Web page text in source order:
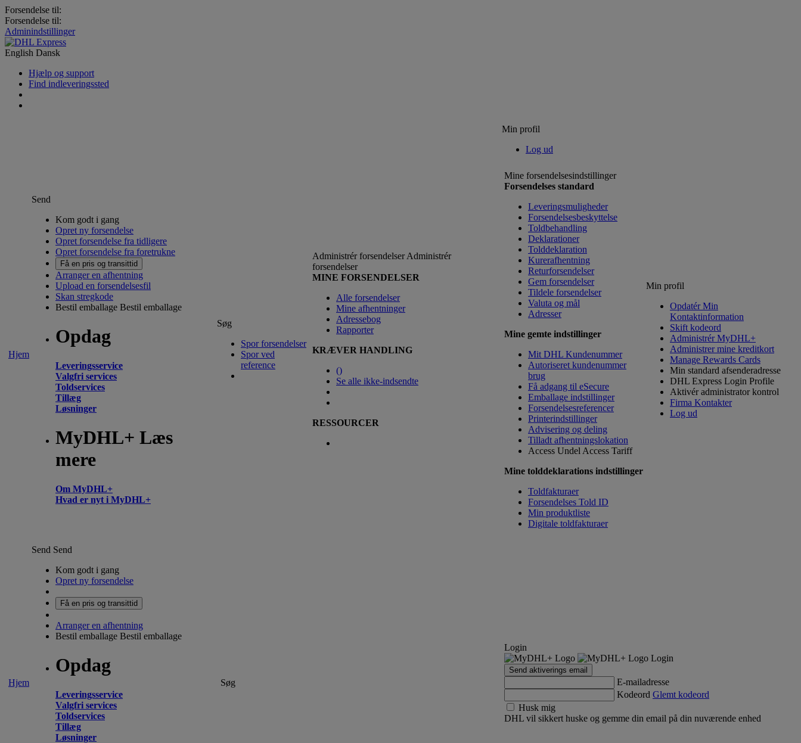
Forsendelse til:
Forsendelse til:
Adminindstillinger
English Dansk
Hjælp og support
Find indleveringssted
Min profil
Log ud
Hjem
Send
Kom godt i gang
Opret ny forsendelse
Opret forsendelse fra tidligere
Opret forsendelse fra foretrukne
Få en pris og transittid
Arranger en afhentning
Upload en forsendelsesfil
Skan stregkode
Bestil emballage Bestil emballage
Opdag
Leveringsservice
Valgfri services
Toldservices
Tillæg
Løsninger
MyDHL+ Læs
mere
Om MyDHL+
Hvad er nyt i MyDHL+
Søg
Spor forsendelser
Spor ved
reference
Administrér forsendelserAdministrér
forsendelser
MINE FORSENDELSER
Alle forsendelser
Mine afhentninger
Adressebog
Rapporter
KRÆVER HANDLING
()
Se alle ikke-indsendte
RESSOURCER
Mine forsendelsesindstillinger
Forsendelses standard
Leveringsmuligheder
Forsendelsesbeskyttelse
Toldbehandling
Deklarationer
Tolddeklaration
Kurerafhentning
Returforsendelser
Gem forsendelser
Tildele forsendelser
Valuta og mål
Adresser
Mine gemte indstillinger
Mit DHL Kundenummer
Autoriseret kundenummer
brug
Få adgang til eSecure
Emballage indstillinger
Forsendelsesreferencer
Printerindstillinger
Advisering og deling
Tilladt afhentningslokation
Access Undel Access Tariff
Mine tolddeklarations indstillinger
Toldfakturaer
Forsendelses Told ID
Min produktliste
Digitale toldfakturaer
Min profil
Opdatér Min
Kontaktinformation
​Skift kodeord
Administrér MyDHL+
Administrer mine kreditkort
Manage Rewards Cards
Min standard afsenderadresse
DHL Express Login Profile
Aktivér administrator kontrol
Firma Kontakter
Log ud
Hjem
Send Send
Kom godt i gang
Opret ny forsendelse
Få en pris og transittid
Arranger en afhentning
Bestil emballage Bestil emballage
Opdag
Leveringsservice
Valgfri services
Toldservices
Tillæg
Løsninger
Søg
Login
Login
Send aktiverings email
E-mailadresse
Kodeord Glemt kodeord
Husk mig
DHL vil sikkert huske og gemme din email på din nuværende enhed